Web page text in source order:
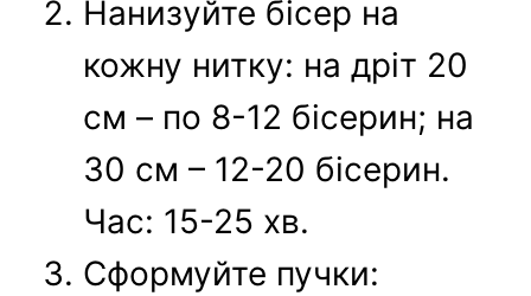
Нанизуйте бісер на
кожну нитку: на дріт 20
см – по 8-12 бісерин; на
30 см – 12-20 бісерин.
Час: 15-25 хв.
Сформуйте пучки: